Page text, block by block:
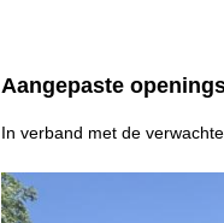
Aangepaste
In verband met de